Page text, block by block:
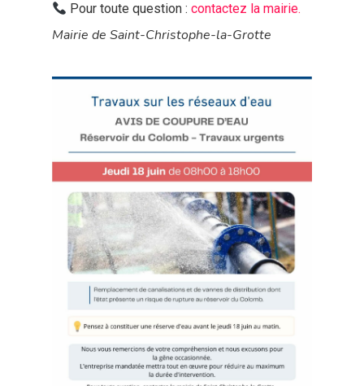
Pour toute question :contactez la mairie.
Mairie de Saint-Christophe-la-Grotte